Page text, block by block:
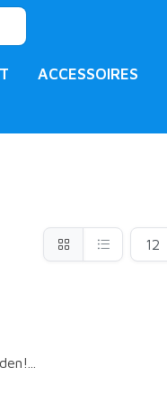
ACCESSOIRES